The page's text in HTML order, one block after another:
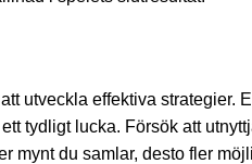
utveckla effektiva
tydligt lucka. Försök att
mynt du samlar, desto fler